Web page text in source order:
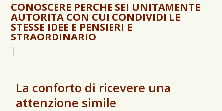
CONOSCERE PERCHE SEI UNITAMENTE
AUTORITA CON CUI CONDIVIDI LE
STESSE IDEE E PENSIERI E
STRAORDINARIO
La conforto di ricevere una
attenzione simile